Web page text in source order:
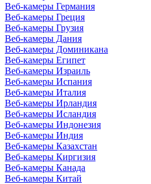
Веб-камеры Германия
Веб-камеры Греция
Веб-камеры Грузия
Веб-камеры Дания
Веб-камеры Доминикана
Веб-камеры Египет
Веб-камеры Израиль
Веб-камеры Испания
Веб-камеры Италия
Веб-камеры Ирландия
Веб-камеры Исландия
Веб-камеры Индонезия
Веб-камеры Индия
Веб-камеры Казахстан
Веб-камеры Киргизия
Веб-камеры Канада
Веб-камеры Китай